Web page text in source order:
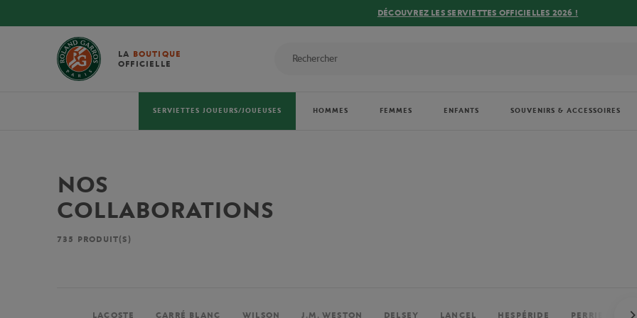
DÉCOUVREZ LES SERVIETTES OFFICIELLES 2026 !
LA BOUTIQUE
OFFICIELLE
SERVIETTES JOUEURS/JOUEUSES HOMMES FEMMES ENFANTS SOUVENIRS & ACCESSOIRES
NOS
COLLABORATIONS
735 PRODUIT(S)
LACOSTE CARRÉ BLANC WILSON J.M. WESTON DELSEY LANCEL HESPÉRIDE PERRIER